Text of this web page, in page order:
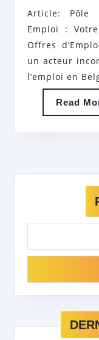
Article: Pôle
Emploi :
Offres
un acteur
l’emploi en
Read